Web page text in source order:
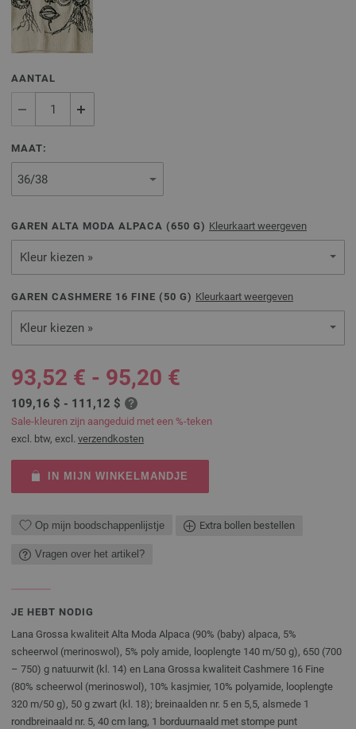
AANTAL
MAAT:
GAREN ALTA MODA ALPACA (650 G) Kleurkaart weergeven
Kleur kiezen »
GAREN CASHMERE 16 FINE ( 50 G) Kleurkaart weergeven
Kleur kiezen »
93,52 € - 95,20 €
109,16 $ - 111,12 $
Sale-kleuren zijn aangeduid met een %-teken
excl. btw, excl. verzendkosten
IN MIJN WINKELMANDJE
Op mijn boodschappenlijstje Extra bollen bestellen
Vragen over het artikel?
JE HEBT NODIG
Lana Grossa kwaliteit Alta Moda Alpaca (90% (baby) alpaca, 5%
scheerwol (merinoswol), 5% poly amide, looplengte 140 m/50 g), 650 (700
– 750) g natuurwit (kl. 14) en Lana Grossa kwaliteit Cashmere 16 Fine
(80% scheerwol (merinoswol), 10% kasjmier, 10% polyamide, looplengte
320 m/50 g), 50 g zwart (kl. 18); breinaalden nr. 5 en 5,5, alsmede 1
rondbreinaald nr. 5, 40 cm lang, 1 borduurnaald met stompe punt